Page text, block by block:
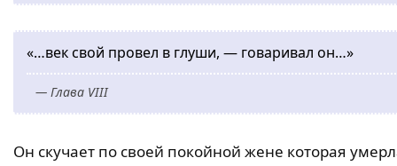
«…век свой провел в глуши, — говаривал он…»
— Глава VIII
Он скучает по своей покойной жене которая